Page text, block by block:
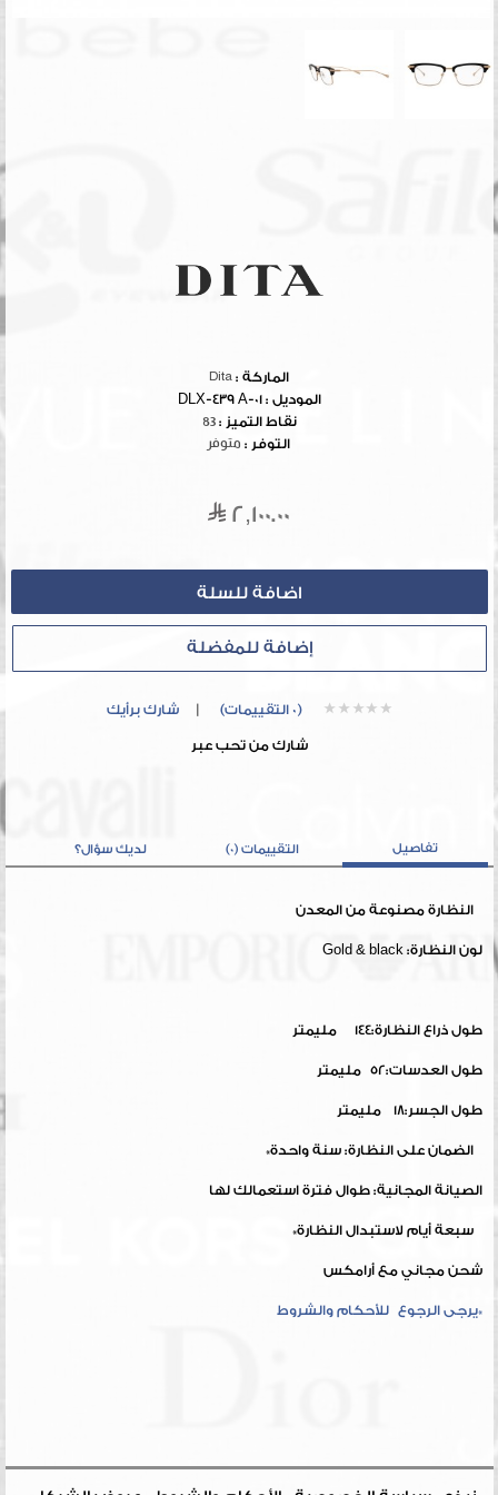
الماركة : Dita
الموديل : DLX-439 A-01
نقاط التميز : 83
التوفر :متوفر
2,100.00
إضافة للمفضلة
(0 التقييمات) |شارك برأيك
شارك من تحب عبر
تفاصيل التقييمات (0) لديك سؤال؟
النظارة مصنوعة من المعدن
لون النظارة: Gold & black
طول ذراع النظارة:144 مليمتر
طول العدسات:52 مليمتر
طول الجسر:18 مليمتر
الضمان على النظارة: سنة واحدة*
الصيانة المجانية: طوال فترة استعمالك لها
سبعة أيام لاستبدال النظارة*
شحن مجاني مع أرامكس
*يرجى الرجوع للأحكام والشروط